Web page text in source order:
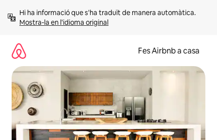
Mostra-la en l'idioma original
Fes Airbnb a casa